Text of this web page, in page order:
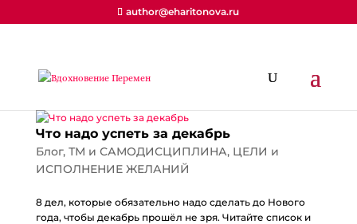
author@eharitonova.ru
Что надо успеть за декабрь
Блог, ТМ и САМОДИСЦИПЛИНА, ЦЕЛИ и
ИСПОЛНЕНИЕ ЖЕЛАНИЙ
8 дел, которые обязательно надо сделать до Нового
года, чтобы декабрь прошёл не зря. Читайте список и